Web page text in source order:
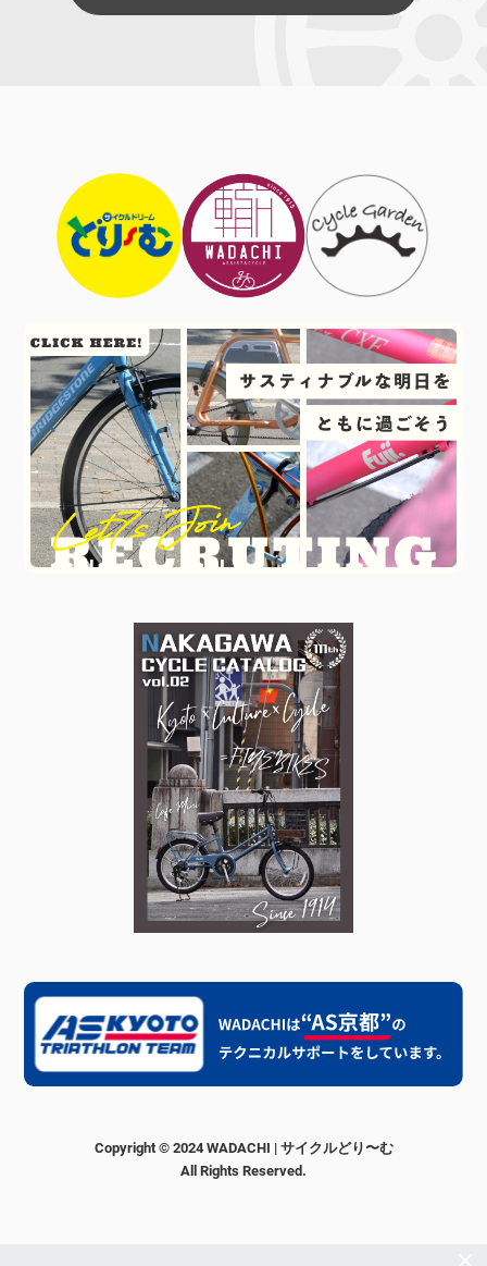
Copyright © 2024 WADACHI | サイクルどり〜む
All Rights Reserved.